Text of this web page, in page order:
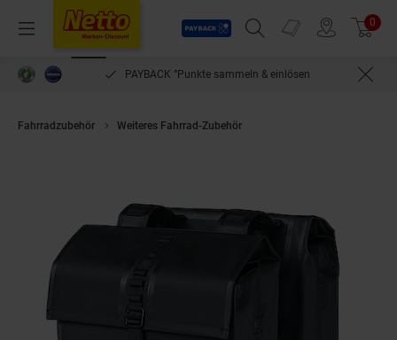
Menü
Payback
Suchfeld einblenden
Prospekte 0
PAYBACK °Punkte sammeln & einlösen
Fahrradzubehör Weiteres Fahrrad-Zubehör